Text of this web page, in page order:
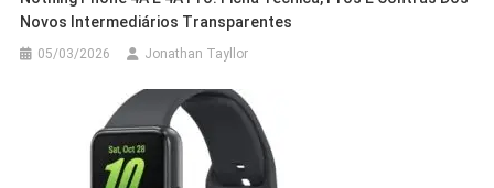
Novos Intermediários Transparentes
05/03/2026 Jonathan Tayllor